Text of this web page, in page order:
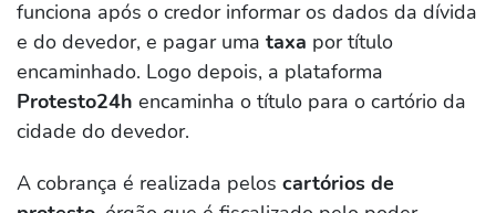
funciona após o credor informar os dados da dívida
e do devedor, e pagar uma taxa por título
encaminhado. Logo depois, a plataforma
Protesto24h encaminha o título para o cartório da
cidade do devedor.
A cobrança é realizada pelos cartórios de